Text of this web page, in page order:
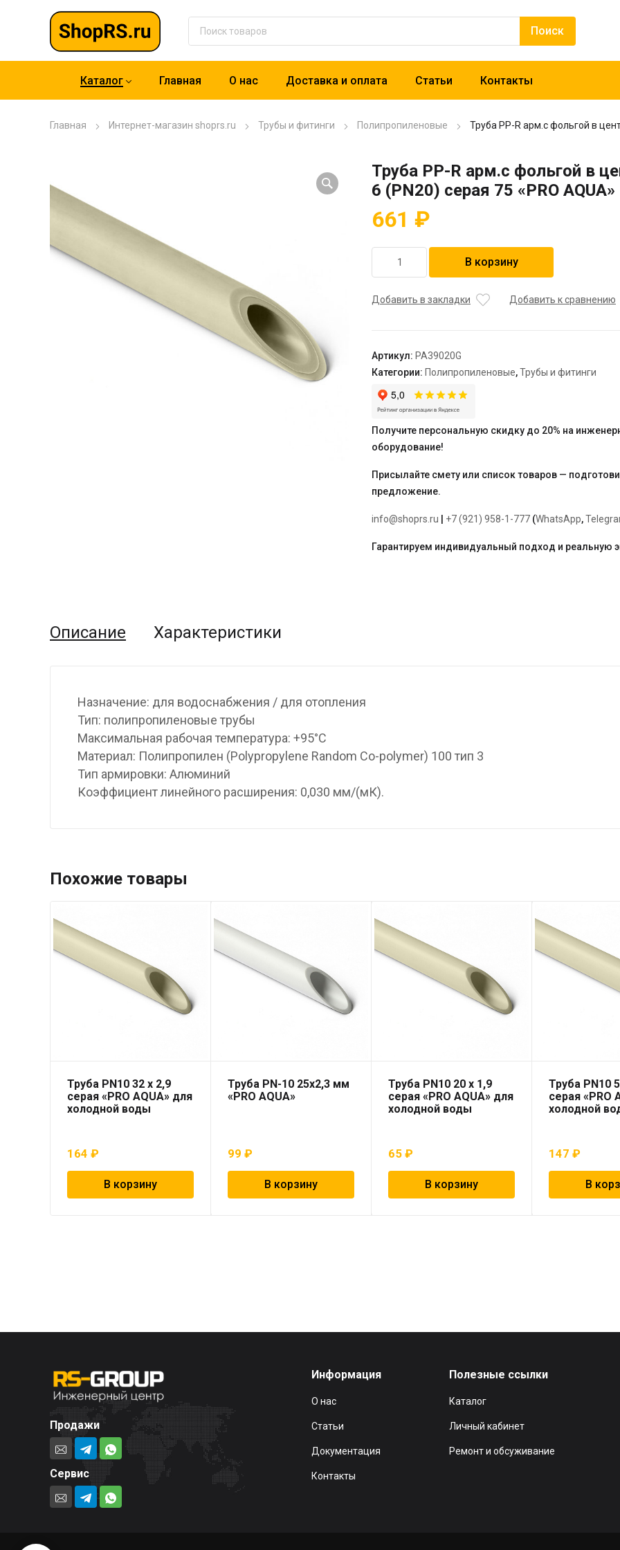
Каталог Главная О нас Доставка и оплата Статьи Контакты
Главная Интернет-магазин shoprs.ru Трубы и фитинги Полипропиленовые Труба PP-R арм.с фольгой в
Труба PP-R арм.с фольгой в
6 (PN20) серая 75 «PRO AQUA»
661 ₽
товара
PP-
в
центре
SDR
серая
75
AQUA"
В корзину
Добавить в закладки Добавить к сравнению
Артикул: PA39020G
Категории: Полипропиленовые,Трубы и фитинги
Получите персональную скидку до 20% на
оборудование!
Присылайте смету или список товаров —
предложение.
info@shoprs.ru +7 (921) 958-1-777 (WhatsApp,
Гарантируем индивидуальный подход и реальную
Описание Характеристики
Назначение: для водоснабжения / для отопления
Тип: полипропиленовые трубы
Максимальная рабочая температура: +95°С
Материал: Полипропилен (Polypropylene Random Co-polymer) 100 тип 3
Тип армировки: Алюминий
Коэффициент линейного расширения: 0,030 мм/(мК).
Похожие товары
Труба PN10 32 x 2,9
серая «PRO AQUA» для
холодной воды
164 ₽
В корзину
Труба PN-10 25х2,3 мм
«PRO AQUA»
99₽
В корзину
Труба PN10 20 x 1,9
серая «PRO AQUA» для
холодной воды
65₽
В корзину
Труба PN10
серая «PRO
холодной
147₽
В
Продажи
Сервис
Информация
О нас
Статьи
Документация
Контакты
Полезные ссылки
Каталог
Личный кабинет
Ремонт и обсуживание